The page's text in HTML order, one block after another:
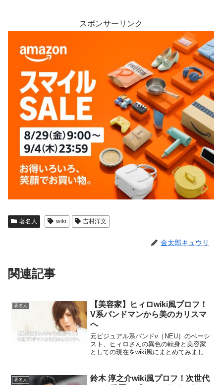
スポンサーリンク
著名人 wiki 吉村洋文
金太郎キュウリ
関連記事
著名人
【美容家】ヒィロwiki風プロフ！
V系バンドマンから美のカリスマ
へ
元ビジュアル系バンドν［NEU］のベーシ
スト、ヒィロさんの異色の転身と美容家
としての現在をwiki風にまとめてみまし
著名人
鈴木 淳之介wiki風プロフ！次世代